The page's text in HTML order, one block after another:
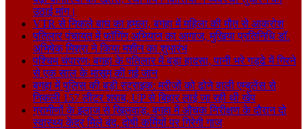
उठाई मांग।
VTR से निकले बाघ का हमला, बगहा में महिला की मौत से आक्रोश
पतिलार पंचायत में फॉगिंग अभियान का आगाज, मुखिया प्रतिनिधि डॉ.
अभिषेक मिश्रा ने किया मशीन का शुभारंभ
पश्चिम चंपारण: बगहा के पतिलार में बड़ा हादसा, पानी भरे गड्ढे में गिरने
से एक साल के मासूम की गई जान
बगहा में पुलिस की बड़ी स्ट्राइक: मरीजों को ढोने वाली एम्बुलेंस से
निकली 157 लीटर शराब, UP से बिहार लाई जा रही थी खेप
ग्रामीणों के इलाज से खिलवाड़: बगहा में औचक निरीक्षण के दौरान दो
स्वास्थ्य केंद्र मिले बंद, दोषी कर्मियों पर गिरेगी गाज